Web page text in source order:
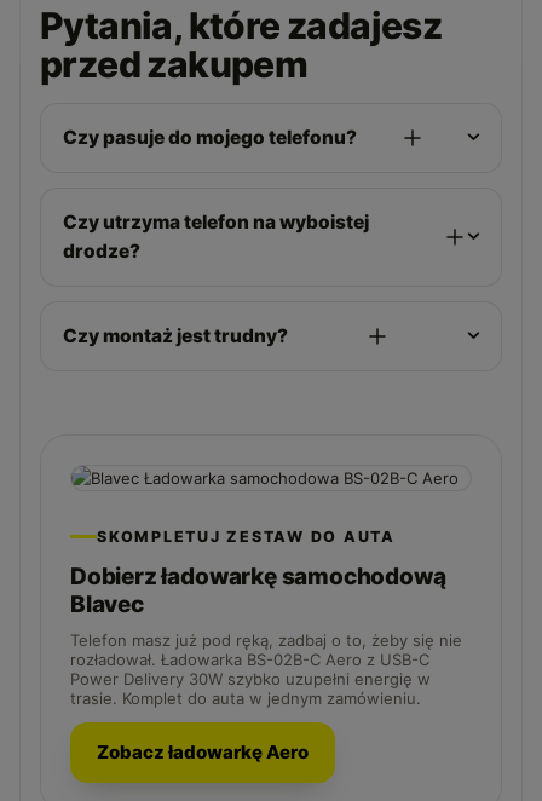
Pytania, które zadajesz
przed zakupem
Czy pasuje do mojego telefonu?
Czy utrzyma telefon na wyboistej
drodze?
Czy montaż jest trudny?
SKOMPLETUJ ZESTAW DO AUTA
Dobierz ładowarkę samochodową
Blavec
Telefon masz już pod ręką, zadbaj o to, żeby się nie
rozładował. Ładowarka BS-02B-C Aero z USB-C
Power Delivery 30W szybko uzupełni energię w
trasie. Komplet do auta w jednym zamówieniu.
Zobacz ładowarkę Aero